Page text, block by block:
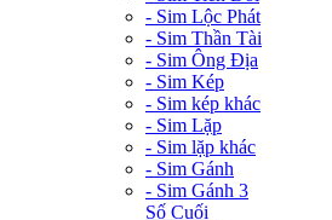
- Sim Lộc Phát
- Sim Thần Tài
- Sim Ông Địa
- Sim Kép
- Sim kép khác
- Sim Lặp
- Sim lặp khác
- Sim Gánh
- Sim Gánh 3
Số Cuối